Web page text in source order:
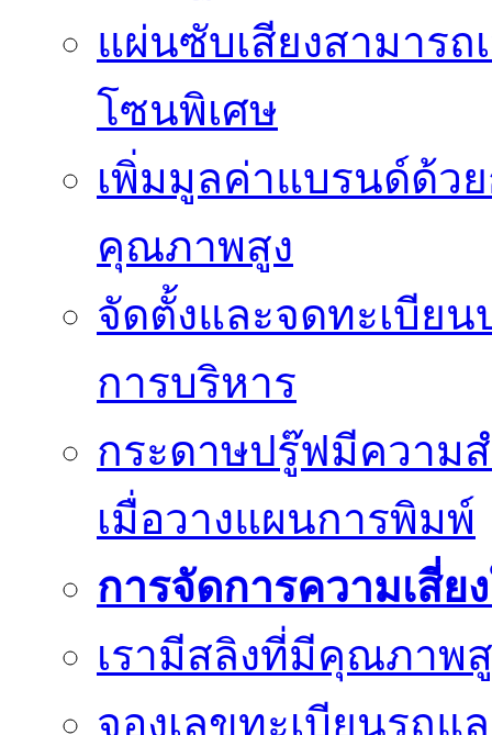
แผ่นซับเสียงสามาร
โซนพิเศษ
เพิ่มมูลค่าแบรนด์ด้วย
คุณภาพสูง
จัดตั้งและจดทะเบีย
การบริหาร
กระดาษปรู๊ฟมีความ
เมื่อวางแผนการพิมพ์
การจัดการความเสี่
เรามีสลิงที่มีคุณภาพ
จองเลขทะเบียนรถแ